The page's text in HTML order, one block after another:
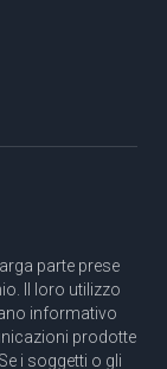
parte prese
Il loro utilizzo
informativo
prodotte
i soggetti o gli